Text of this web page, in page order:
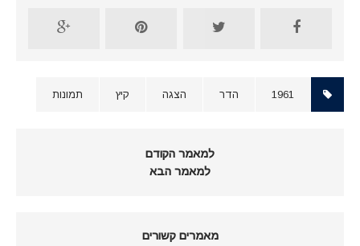
1961 הדר הצגה קיץ תמונות
למאמר הקודם
למאמר הבא
מאמרים קשורים